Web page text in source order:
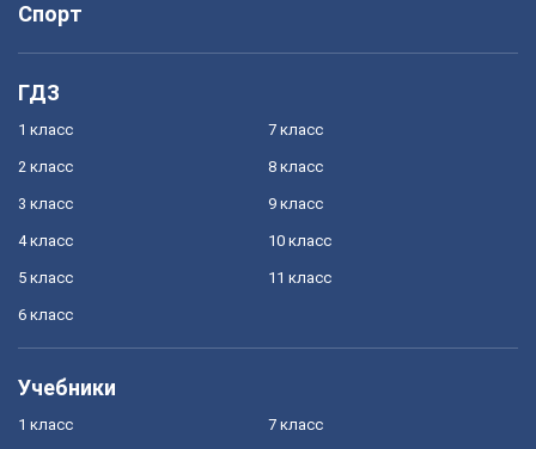
Спорт
ГДЗ
1 класс
2 класс
3 класс
4 класс
5 класс
6 класс
7 класс
8 класс
9 класс
10 класс
11 класс
Учебники
1 класс 7 класс